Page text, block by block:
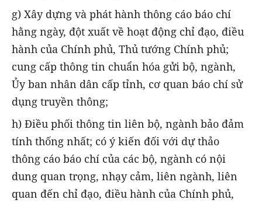
g) Xây dựng và phát hành thông cáo báo chí
hằng ngày, đột xuất về hoạt động chỉ đạo, điều
hành của Chính phủ, Thủ tướng Chính phủ;
cung cấp thông tin chuẩn hóa gửi bộ, ngành,
Ủy ban nhân dân cấp tỉnh, cơ quan báo chí sử
dụng truyền thông;
h) Điều phối thông tin liên bộ, ngành bảo đảm
tính thống nhất; có ý kiến đối với dự thảo
thông cáo báo chí của các bộ, ngành có nội
dung quan trọng, nhạy cảm, liên ngành, liên
quan đến chỉ đạo, điều hành của Chính phủ,